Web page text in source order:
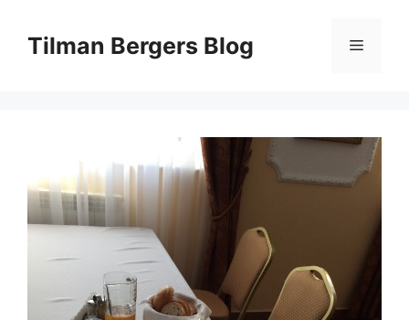
Inhalt
springen
Tilman Bergers Blog Menü